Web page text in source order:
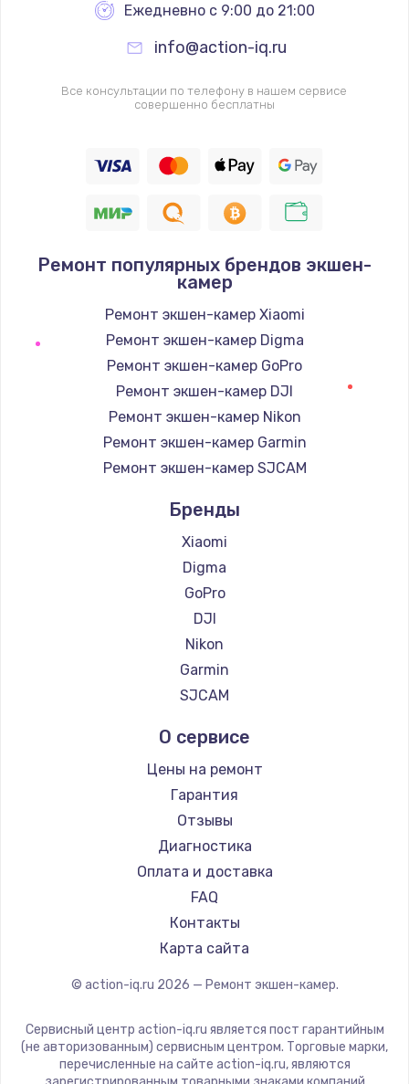
Ежедневно с 9:00 до 21:00
info@action-iq.ru
Все консультации по телефону в нашем сервисе
совершенно бесплатны
Ремонт популярных брендов экшен-
камер
Ремонт экшен-камер Xiaomi
Ремонт экшен-камер Digma
Ремонт экшен-камер GoPro
Ремонт экшен-камер DJI
Ремонт экшен-камер Nikon
Ремонт экшен-камер Garmin
Ремонт экшен-камер SJCAM
Бренды
Xiaomi
Digma
GoPro
DJI
Nikon
Garmin
SJCAM
О сервисе
Цены на ремонт
Гарантия
Отзывы
Диагностика
Оплата и доставка
FAQ
Контакты
Карта сайта
© action-iq.ru 2026 — Ремонт экшен-камер.
Сервисный центр action-iq.ru является пост гарантийным
(не авторизованным) сервисным центром. Торговые марки,
перечисленные на сайте action-iq.ru, являются